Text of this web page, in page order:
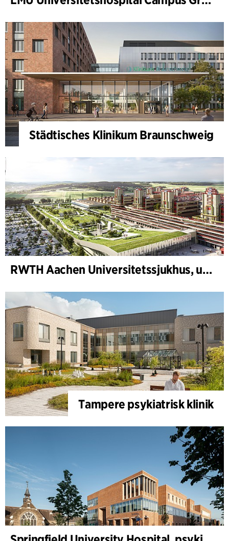
Städtisches Klinikum Braunschweig
RWTH Aachen Universitetssjukhus, utbyggnad
Tampere psykiatrisk klinik